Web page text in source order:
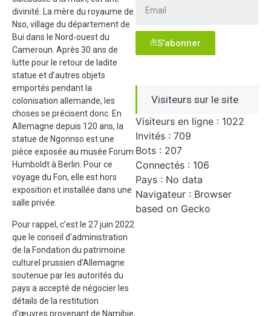
divinité. La mère du royaume de
Nso, village du département de
Bui dans le Nord-ouest du
Cameroun. Après 30 ans de
lutte pour le retour de ladite
statue et d’autres objets
emportés pendant la
colonisation allemande, les
choses se précisent donc. En
Allemagne depuis 120 ans, la
statue de Ngonnso est une
pièce exposée au musée Forum
Humboldt à Berlin. Pour ce
voyage du Fon, elle est hors
exposition et installée dans une
salle privée.
Pour rappel, c’est le 27 juin 2022
que le conseil d’administration
de la Fondation du patrimoine
culturel prussien d’Allemagne
soutenue par les autorités du
pays a accepté de négocier les
détails de la restitution
d’œuvres provenant de Namibie,
S'abonner
Visiteurs sur le site
Visiteurs en ligne : 1022
Invités : 709
Bots : 207
Connectés : 106
Pays : No data
Navigateur : Browser
based on Gecko